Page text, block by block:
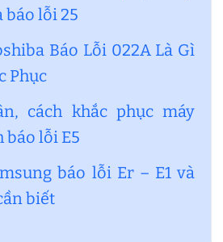
báo lỗi 25
Báo Lỗi 022A Là Gì
Phục
cách khắc phục máy
báo lỗi E5
báo lỗi Er – E1 và
biết